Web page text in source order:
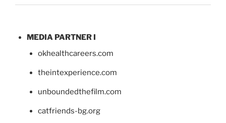
MEDIA PARTNER I
okhealthcareers.com
theintexperience.com
unboundedthefilm.com
catfriends-bg.org